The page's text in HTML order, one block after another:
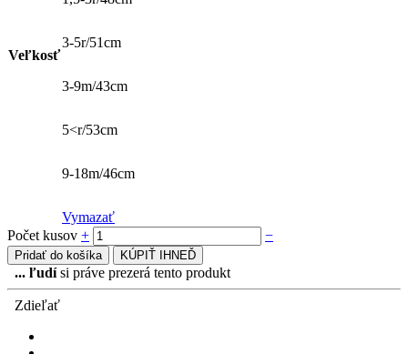
Veľkosť
3-5r/51cm
3-9m/43cm
5<r/53cm
9-18m/46cm
Vymazať
Počet kusov + −
Pridať do košíka KÚPIŤ IHNEĎ
... ľudísi práve prezerá tento produkt
Zdieľať